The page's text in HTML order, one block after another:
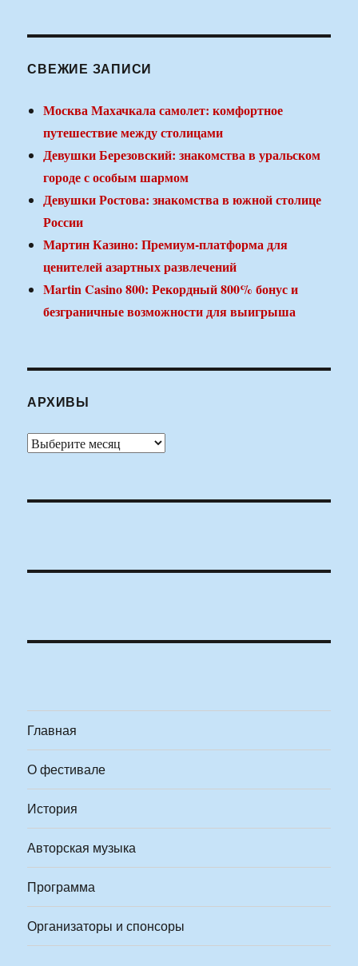
СВЕЖИЕ ЗАПИСИ
Москва Махачкала самолет: комфортное
путешествие между столицами
Девушки Березовский: знакомства в уральском
городе с особым шармом
Девушки Ростова: знакомства в южной столице
России
Мартин Казино: Премиум-платформа для
ценителей азартных развлечений
Martin Casino 800: Рекордный 800% бонус и
безграничные возможности для выигрыша
АРХИВЫ
Архивы
Главная
О фестивале
История
Авторская музыка
Программа
Организаторы и спонсоры